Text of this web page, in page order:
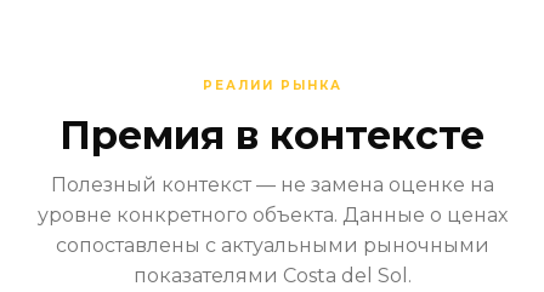
РЕАЛИИ РЫНКА
Премия в контексте
Полезный контекст — не замена оценке на
уровне конкретного объекта. Данные о ценах
сопоставлены с актуальными рыночными
показателями Costa del Sol.